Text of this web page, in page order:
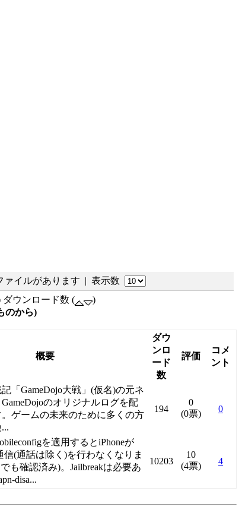
ァイルがあります | 表示数
ダウンロード数 (
)
のから)
概要
ダウ
ンロ
ード
数
評価
コメ
ント
「GameDojo大戦」(仮名)の元ネ
のオリジナルログを配
ゲームの未来のために多くの方
194
0
(0票)
0
を適用するとiPhoneが
信(通話は除く)を行わなくなりま
も確認済み)。Jailbreakは必要あ
disa...
10203
10
(4票)
4